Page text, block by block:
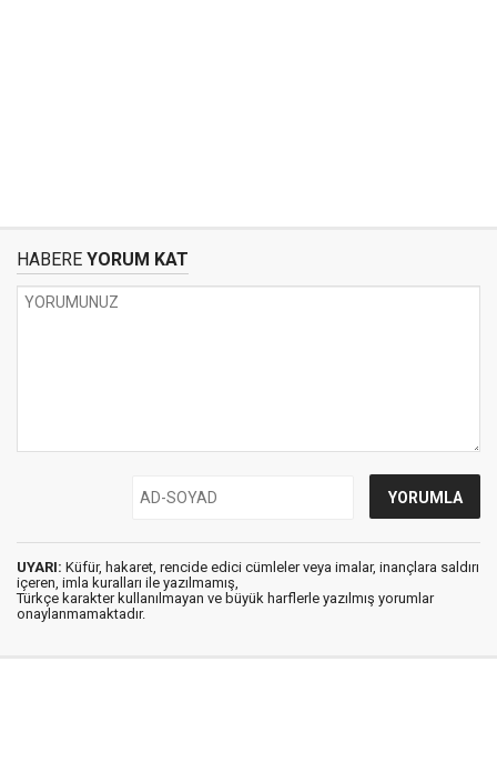
HABERE YORUM KAT
UYARI: Küfür, hakaret, rencide edici cümleler veya imalar, inançlara saldırı
içeren, imla kuralları ile yazılmamış,
Türkçe karakter kullanılmayan ve büyük harflerle yazılmış yorumlar
onaylanmamaktadır.